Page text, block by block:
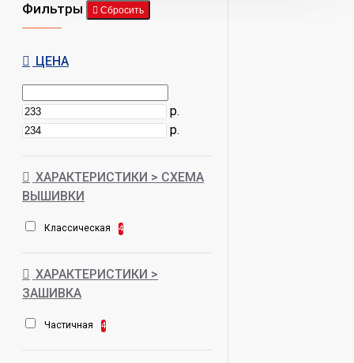
Фильтры Сбросить
ЦЕНА
р.
р.
ХАРАКТЕРИСТИКИ > СХЕМА
ВЫШИВКИ
Классическая 4
ХАРАКТЕРИСТИКИ >
ЗАШИВКА
Частичная 4